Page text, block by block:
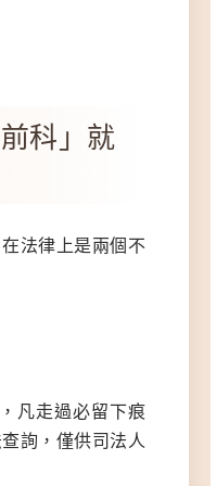
科」就
法律上是兩個不
凡走過必留下痕
詢，僅供司法人